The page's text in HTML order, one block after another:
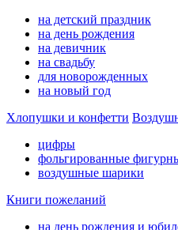
на детский праздник
на день рождения
на девичник
на свадьбу
для новорожденных
на новый год
Хлопушки и конфетти
цифры
фольгированные
воздушные шарики
Книги пожеланий
на день рождения и